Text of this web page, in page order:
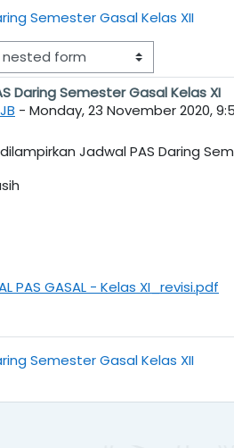
Semester Gasal Kelas XII
Daring Semester Gasal Kelas XI
- Monday, 23 November 2020,
replies: 0
Jadwal PAS Daring
PAS GASAL - Kelas XI_revisi.pdf
Semester Gasal Kelas XII